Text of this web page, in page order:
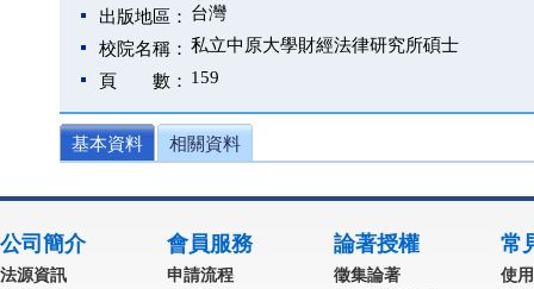
出版地區： 台灣
校院名稱： 私立中原大學財經法律研究所碩士
頁 數： 159
基本資料 相關資料
公司簡介
法源資訊
會員服務
申請流程
論著授權
徵集論著
常
使